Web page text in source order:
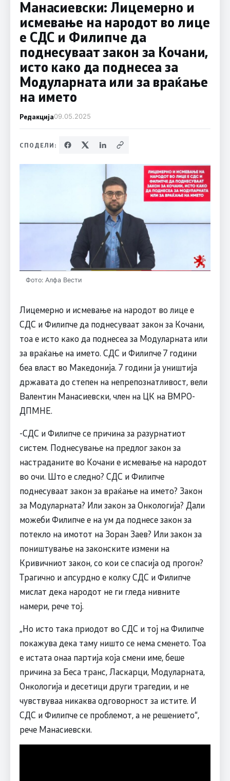
Манасиевски: Лицемерно и
исмевање на народот во лице
е СДС и Филипче да
поднесуваат закон за Кочани,
исто како да поднесеа за
Модуларната или за враќање
на името
Редакција09.05.2025
СПОДЕЛИ:
Фото: Алфа Вести
Лицемерно и исмевање на народот во лице е
СДС и Филипче да поднесуваат закон за Кочани,
тоа е исто како да поднесеа за Модуларната или
за враќање на името. СДС и Филипче 7 години
беа власт во Македонија. 7 години ја уништија
државата до степен на непрепознатливост, вели
Валентин Манасиевски, член на ЦК на ВМРО-
ДПМНЕ.
-СДС и Филипче се причина за разурнатиот
систем. Поднесување на предлог закон за
настраданите во Кочани е исмевање на народот
во очи. Што е следно? СДС и Филипче
поднесуваат закон за враќање на името? Закон
за Модуларната? Или закон за Онкологија? Дали
можеби Филипче е на ум да поднесе закон за
потекло на имотот на Зоран Заев? Или закон за
поништување на законските измени на
Кривичниот закон, со кои се спасија од прогон?
Трагично и апсурдно е колку СДС и Филипче
мислат дека народот не ги гледа нивните
намери, рече тој.
„Но исто така приодот во СДС и тој на Филипче
покажува дека таму ништо се нема сменето. Тоа
е истата онаа партија која смени име, беше
причина за Беса транс, Ласкарци, Модуларната,
Онкологија и десетици други трагедии, и не
чувствуваа никаква одговорност за истите. И
СДС и Филипче се проблемот, а не решението“,
рече Манасиевски.